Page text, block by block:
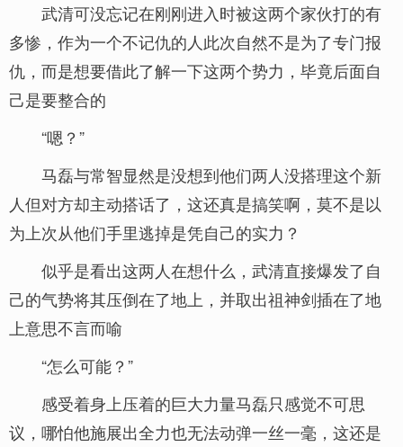
武清可没忘记在刚刚进入时被这两个家伙打的有
多惨，作为一个不记仇的人此次自然不是为了专门报
仇，而是想要借此了解一下这两个势力，毕竟后面自
己是要整合的
“嗯？”
马磊与常智显然是没想到他们两人没搭理这个新
人但对方却主动搭话了，这还真是搞笑啊，莫不是以
为上次从他们手里逃掉是凭自己的实力？
似乎是看出这两人在想什么，武清直接爆发了自
己的气势将其压倒在了地上，并取出祖神剑插在了地
上意思不言而喻
“怎么可能？”
感受着身上压着的巨大力量马磊只感觉不可思
议，哪怕他施展出全力也无法动弹一丝一毫，这还是